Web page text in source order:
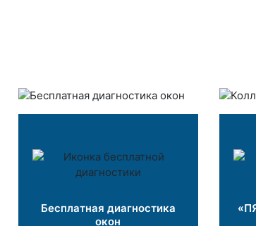
Бесплатная диагностика
окон